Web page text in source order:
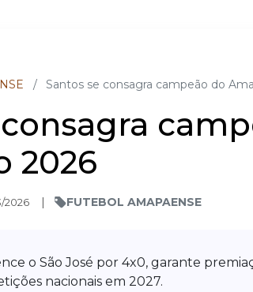
/ Santos se consagra campeão do
2026
2026 FUTEBOL AMAPAENSE
o São José por 4x0, garante
nacionais em 2027.